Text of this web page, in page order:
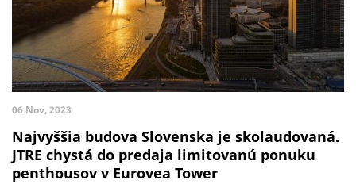
06 Nov, 2023
Najvyššia budova Slovenska je skolaudovaná.
JTRE chystá do predaja limitovanú ponuku
penthousov v Eurovea Tower